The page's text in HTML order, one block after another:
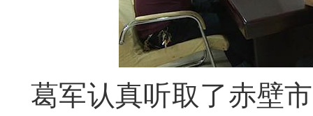
葛军认真听取了赤壁